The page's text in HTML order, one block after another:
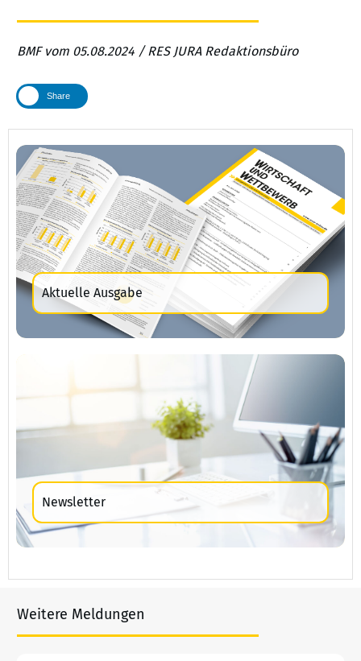
BMF vom 05.08.2024 / RES JURA Redaktionsbüro
Share
Aktuelle Ausgabe
Newsletter
Weitere Meldungen